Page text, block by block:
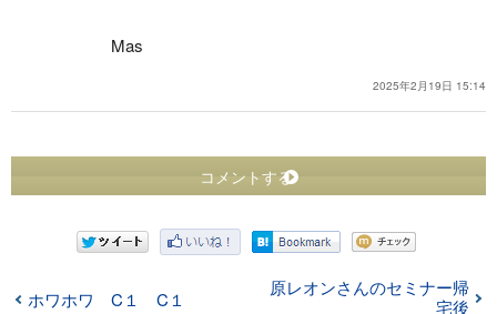
Mas
2025年2月19日 15:14
コメントする
ホワホワ C１ C１
原レオンさんのセミナー帰
宅後